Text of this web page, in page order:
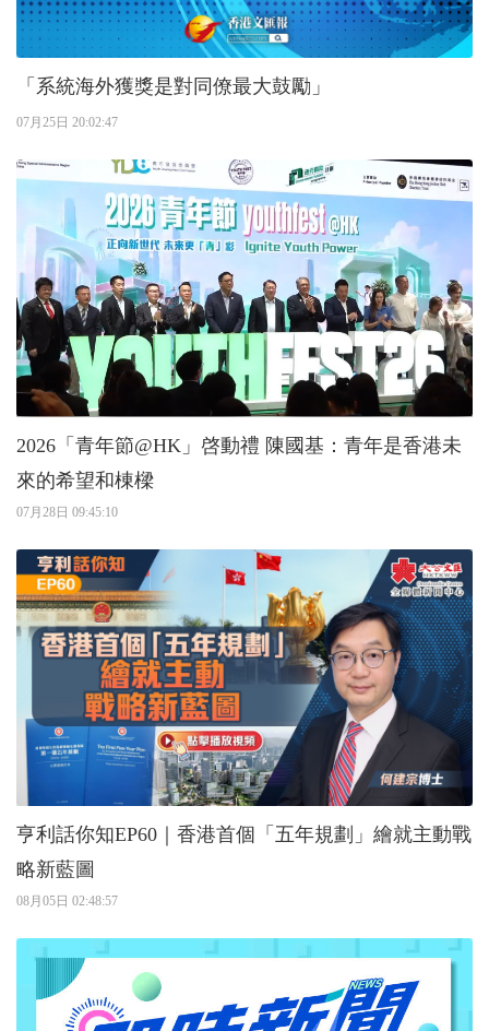
「系統海外獲獎是對同僚最大鼓勵」
07月25日 20:02:47
2026「青年節@HK」啓動禮 陳國基：青年是香港未
來的希望和棟樑
07月28日 09:45:10
亨利話你知EP60｜香港首個「五年規劃」繪就主動戰
略新藍圖
08月05日 02:48:57